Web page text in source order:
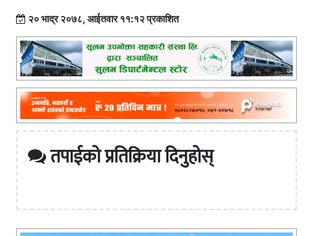
२० भाद्र २०७८, आईतवार ११:१२ प्रकाशित
तपाईको प्रतिक्रिया दिनुहोस्